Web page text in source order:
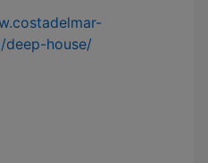
deep-house/